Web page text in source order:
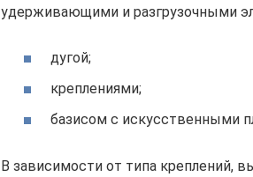
удерживающими и разгрузочными
дугой;
креплениями;
базисом с искусственными
В зависимости от типа креплений,